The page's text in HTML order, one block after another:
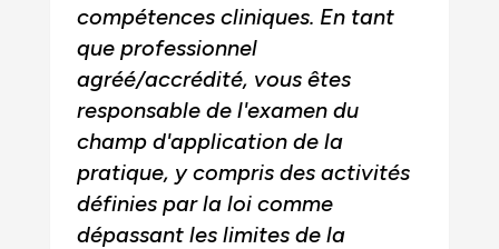
compétences cliniques. En tant
que professionnel
agréé/accrédité, vous êtes
responsable de l'examen du
champ d'application de la
pratique, y compris des activités
définies par la loi comme
dépassant les limites de la